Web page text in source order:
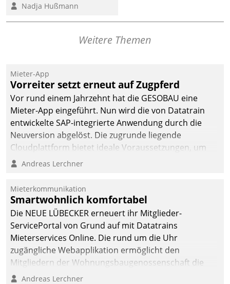
digitalen Cockpit, das
situationsbezogen
passende Fragen und
Dialogführung ermöglicht
dem externen
Serviceteam, Anrufe von
Mietenden zügiger und
effizienter zu bearbeiten.
Nadja Hußmann
Weitere Themen
Mieter-App
Vorreiter setzt erneut auf Zugpferd
Vor rund einem Jahrzehnt hat die GESOBAU eine
Mieter-App eingeführt. Nun wird die von Datatrain
entwickelte SAP-integrierte Anwendung durch die
Neuversion abgelöst. Die zugrunde liegende
Cloudplattform bietet ideale Voraussetzungen, um
die Funktionalität der App zu erweitern und weitere
integrieren.
Andreas Lerchner
Mieterkommunikation
Smartwohnlich komfortabel
Die NEUE LÜBECKER erneuert ihr Mitglieder-
ServicePortal von Grund auf mit Datatrains
Mieterservices Online. Die rund um die Uhr
zugängliche Webapplikation ermöglicht den
Mitgliedern der Wohnungs­bau­genossenschaft die
Kontaktaufnahme per Smartphone, Tablet oder PC.
Andreas Lerchner